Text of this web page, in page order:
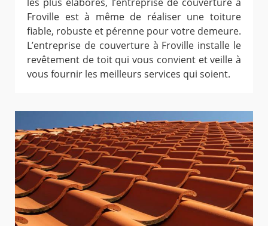
Froville est à même de réaliser une toiture
fiable, robuste et pérenne pour votre demeure.
L’entreprise de couverture à Froville installe le
revêtement de toit qui vous convient et veille à
vous fournir les meilleurs services qui soient.